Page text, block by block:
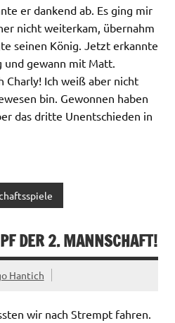
er dankend ab. Es ging mir
nicht weiterkam, übernahm
seinen König. Jetzt erkannte
und gewann mit Matt.
Charly! Ich weiß aber nicht
bin. Gewonnen haben
das dritte Unentschieden in
DER 2. MANNSCHAFT!
Hantich
wir nach Strempt fahren.